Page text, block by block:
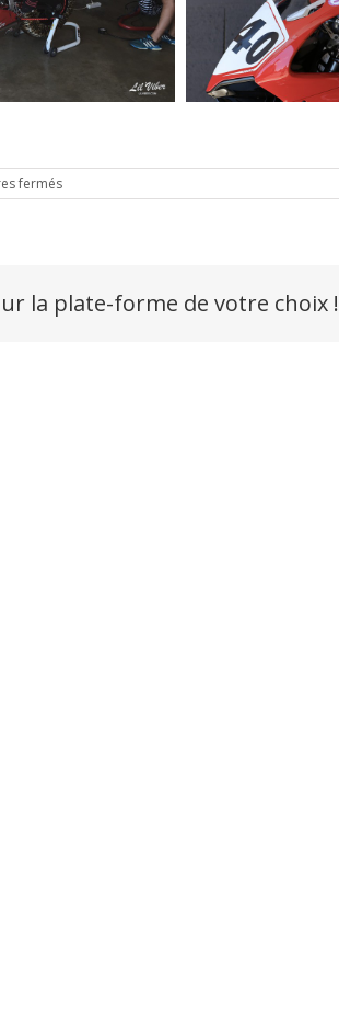
ferméssur
le
la plate-forme de votre choix !